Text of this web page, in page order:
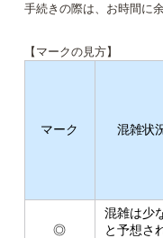
手続きの際は、お時間に
【マークの見方】
マーク 混雑状
◎
混雑は少
と予想さ